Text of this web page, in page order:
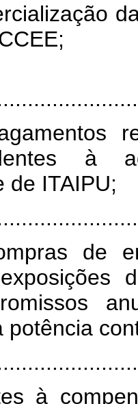
à
de ITAIPU;
de
potência
à